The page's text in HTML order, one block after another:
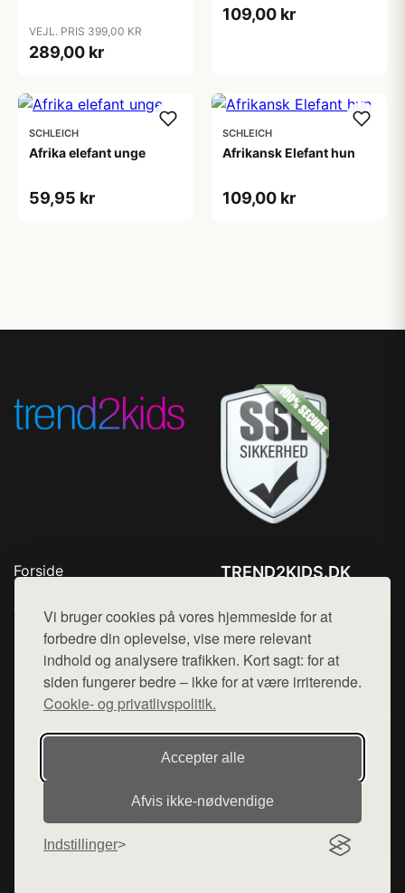
Vi bruger cookies på vores hjemmeside for at
forbedre din oplevelse, vise mere relevant
indhold og analysere trafikken. Kort sagt: for at
siden fungerer bedre – ikke for at være irriterende.
Cookie- og privatlivspolitik.
Accepter alle
Afvis ikke‑nødvendige
Indstillinger
VEJL. PRIS 399,00 KR
289,00 kr
109,00 kr
SCHLEICH
Afrika elefant unge
59,95 kr
SCHLEICH
Afrikansk Elefant hun
109,00 kr
Forside
Top Rabatter
Blog
Kontakt
TREND2KIDS.DK
Mail: hej@want.dk
Cookie- og privatlivspolitik
Denne side er en del af want.dk, der udgiver en række
hjemmesider med præsentation af forskellige produkter fra
diverse webshops. Der sælges ikke varer fra denne side - vi
henviser til de shops, som sælger varen. Vi har heller ikke
varerne på lager.